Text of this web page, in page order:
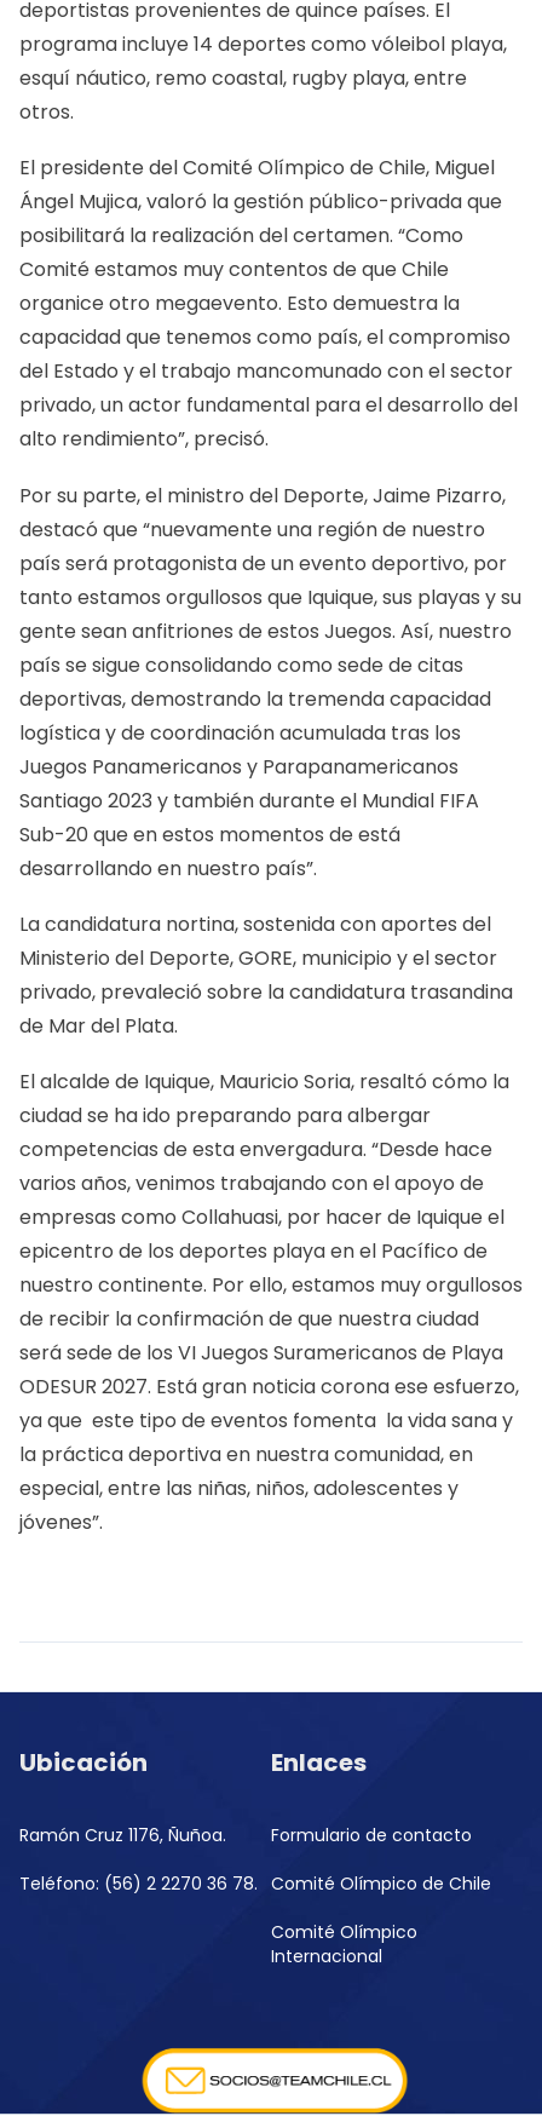
deportistas provenientes de quince países. El
programa incluye 14 deportes como vóleibol playa,
esquí náutico, remo coastal, rugby playa, entre
otros.
El presidente del Comité Olímpico de Chile, Miguel
Ángel Mujica, valoró la gestión público-privada que
posibilitará la realización del certamen. “Como
Comité estamos muy contentos de que Chile
organice otro megaevento. Esto demuestra la
capacidad que tenemos como país, el compromiso
del Estado y el trabajo mancomunado con el sector
privado, un actor fundamental para el desarrollo del
alto rendimiento”, precisó.
Por su parte, el ministro del Deporte, Jaime Pizarro,
destacó que “nuevamente una región de nuestro
país será protagonista de un evento deportivo, por
tanto estamos orgullosos que Iquique, sus playas y su
gente sean anfitriones de estos Juegos. Así, nuestro
país se sigue consolidando como sede de citas
deportivas, demostrando la tremenda capacidad
logística y de coordinación acumulada tras los
Juegos Panamericanos y Parapanamericanos
Santiago 2023 y también durante el Mundial FIFA
Sub-20 que en estos momentos de está
desarrollando en nuestro país”.
La candidatura nortina, sostenida con aportes del
Ministerio del Deporte, GORE, municipio y el sector
privado, prevaleció sobre la candidatura trasandina
de Mar del Plata.
El alcalde de Iquique, Mauricio Soria, resaltó cómo la
ciudad se ha ido preparando para albergar
competencias de esta envergadura. “Desde hace
varios años, venimos trabajando con el apoyo de
empresas como Collahuasi, por hacer de Iquique el
epicentro de los deportes playa en el Pacífico de
nuestro continente. Por ello, estamos muy orgullosos
de recibir la confirmación de que nuestra ciudad
será sede de los VI Juegos Suramericanos de Playa
ODESUR 2027. Está gran noticia corona ese esfuerzo,
ya que este tipo de eventos fomenta la vida sana y
la práctica deportiva en nuestra comunidad, en
especial, entre las niñas, niños, adolescentes y
jóvenes”.
Ubicación
Ramón Cruz 1176, Ñuñoa.
Teléfono: (56) 2 2270 36 78.
Enlaces
Formulario de contacto
Comité Olímpico de Chile
Comité Olímpico
Internacional